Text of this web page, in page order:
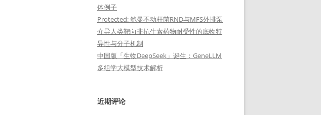
体例子
Protected: 鲍曼不动杆菌RND与MFS外排泵
介导人类靶向非抗生素药物耐受性的底物特
异性与分子机制
中国版「生物DeepSeek」诞生：GeneLLM
多组学大模型技术解析
近期评论